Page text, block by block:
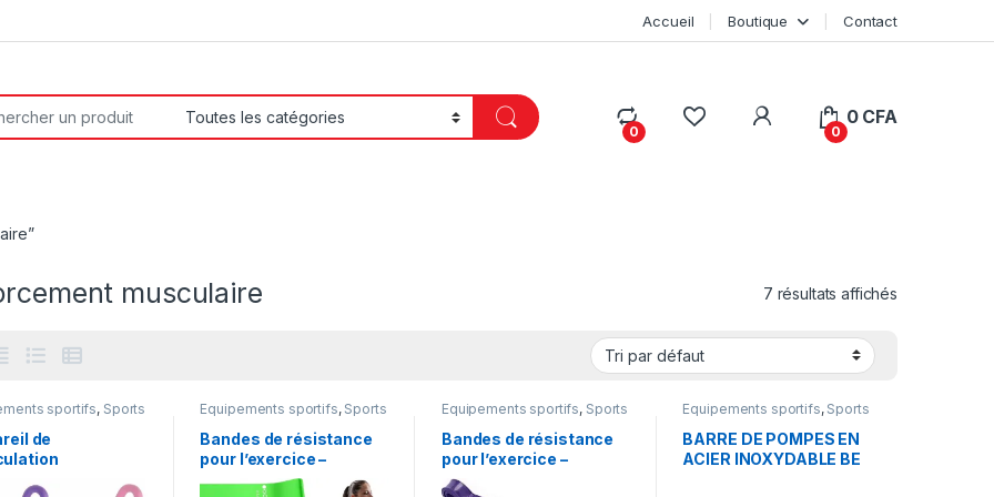
Accueil Boutique Contact
0
My Account
0
0 CFA
musculaire 7 résultats affichés
sportifs, Sports
de
Equipements sportifs, Sports
Bandes de résistance
pour l’exercice –
bandes de fitness avec
Equipements sportifs, Sports
Bandes de résistance
pour l’exercice –
bandes de fitness avec
Equipements sportifs, Sports
BARRE DE POMPES EN
ACIER INOXYDABLE BE